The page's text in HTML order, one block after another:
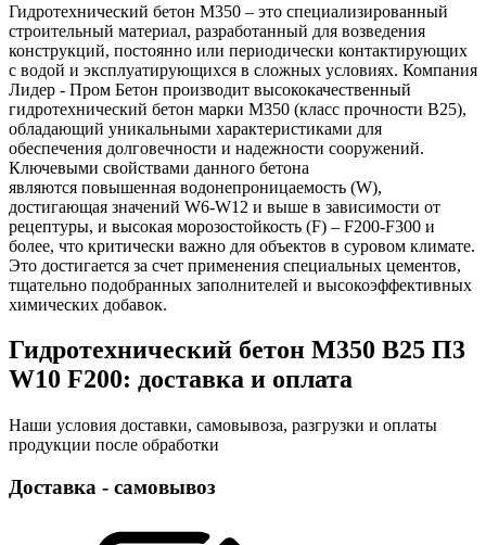
Гидротехнический бетон М350 – это специализированный
строительный материал, разработанный для возведения
конструкций, постоянно или периодически контактирующих
с водой и эксплуатирующихся в сложных условиях. Компания
Лидер - Пром Бетон производит высококачественный
гидротехнический бетон марки М350 (класс прочности B25),
обладающий уникальными характеристиками для
обеспечения долговечности и надежности сооружений.
Ключевыми свойствами данного бетона
являются повышенная водонепроницаемость (W),
достигающая значений W6-W12 и выше в зависимости от
рецептуры, и высокая морозостойкость (F) – F200-F300 и
более, что критически важно для объектов в суровом климате.
Это достигается за счет применения специальных цементов,
тщательно подобранных заполнителей и высокоэффективных
химических добавок.
Гидротехнический бетон М350 B25 П3
W10 F200: доставка и оплата
Наши условия доставки, самовывоза, разгрузки и оплаты
продукции после обработки
Доставка - самовывоз